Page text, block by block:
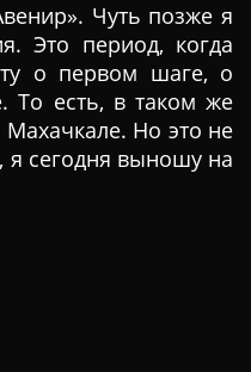
Чуть позже я
Это период, когда
о первом шаге, о
То есть, в таком же
Но это не
я сегодня выношу на